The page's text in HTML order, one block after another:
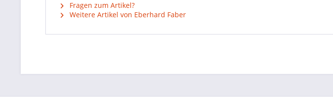
Fragen zum Artikel?
Weitere Artikel von Eberhard Faber